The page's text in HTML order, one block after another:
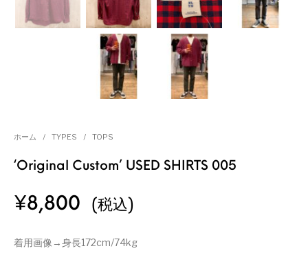
ホーム / TYPES / TOPS
‘Original Custom’ USED SHIRTS 005
¥8,800 (税込)
着用画像→身長172cm/74kg